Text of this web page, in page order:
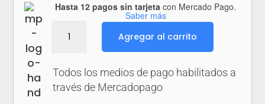
Hasta 12 pagos sin tarjeta con Mercado Pago.
Saber más
para
con
Dios.
Agregar al carrito
Todos los medios de pago habilitados a
través de Mercadopago